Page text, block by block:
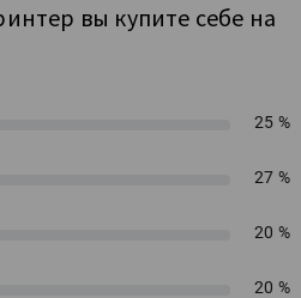
вы купите себе на
25 %
27 %
20 %
20 %